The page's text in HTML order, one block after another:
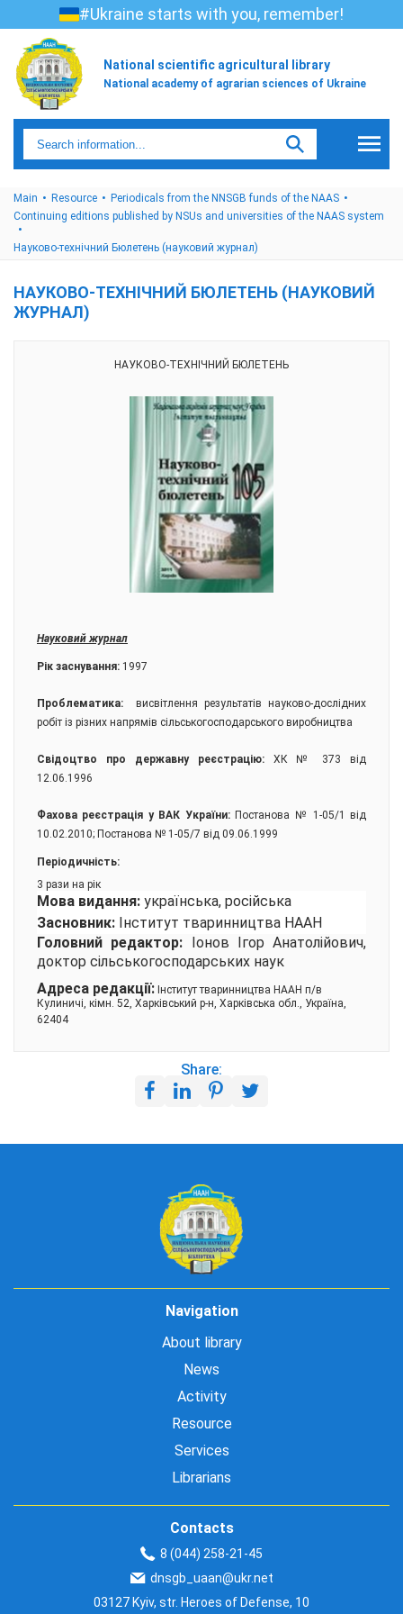
#Ukraine starts with you, remember!
National scientific agricultural library
National academy of agrarian sciences of Ukraine
Main Resource
Periodicals from the NNSGB funds of the NAAS
Continuing editions published by NSUs and universities of the NAAS system
Науково-технічний Бюлетень (науковий журнал)
НАУКОВО-ТЕХНІЧНИЙ БЮЛЕТЕНЬ (НАУКОВИЙ
ЖУРНАЛ)
НАУКОВО-ТЕХНІЧНИЙ БЮЛЕТЕНЬ
Науковий журнал
Рік заснування: 1997
Проблематика:
висвітлення результатів науково-дослідних
робіт із різних напрямів сільськогосподарського виробництва
Свідоцтво про державну реєстрацію:
ХК № 373 від
12.06.1996
Фахова реєстрація у ВАК України: Постанова № 1-05/1 від
10.02.2010; Постанова № 1-05/7 від 09.06.1999
Періодичність:
3 рази на рік
Мова видання: українська, російська
Засновник: Інститут тваринництва НААН
Головний редактор: Іонов Ігор Анатолійович,
доктор сільськогосподарських наук
Адреса редакції: Інститут тваринництва НААН п/в
Кулиничі, кімн. 52, Харківський р-н, Харківська обл., Україна,
62404
Share:
Navigation
About library
News
Activity
Resource
Services
Librarians
Contacts
8 (044) 258-21-45
dnsgb_uaan@ukr.net
03127 Kyiv, str. Heroes of Defense, 10